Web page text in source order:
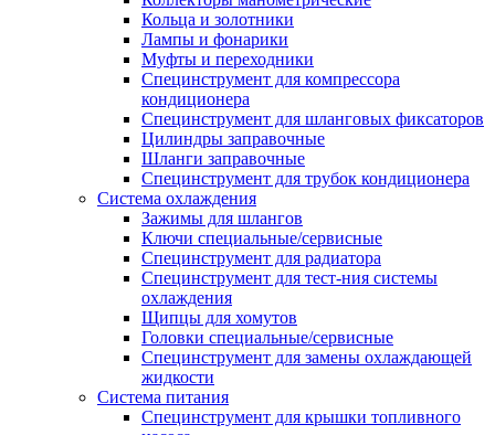
Кольца и золотники
Лампы и фонарики
Муфты и переходники
Специнструмент для компрессора
кондиционера
Специнструмент для шланговых фиксаторов
Цилиндры заправочные
Шланги заправочные
Специнструмент для трубок кондиционера
Система охлаждения
Зажимы для шлангов
Ключи специальные/сервисные
Специнструмент для радиатора
Специнструмент для тест-ния системы
охлаждения
Щипцы для хомутов
Головки специальные/сервисные
Специнструмент для замены охлаждающей
жидкости
Система питания
Специнструмент для крышки топливного